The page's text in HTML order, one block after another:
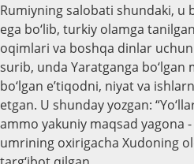
Rumiyning salobati shundaki, u
ega bo‘lib, turkiy olamga
oqimlari va boshqa dinlar uchun
surib, unda Yaratganga
bo‘lgan e’tiqodni, niyat va
etgan. U shunday yozgan:
ammo yakuniy maqsad yagona
umrining oxirigacha Xudoning